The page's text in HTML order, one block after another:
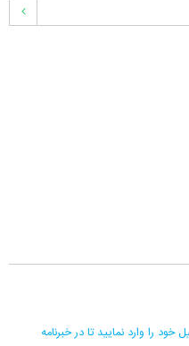
ا [...]
را وارد نمایید تا در خبرنامه